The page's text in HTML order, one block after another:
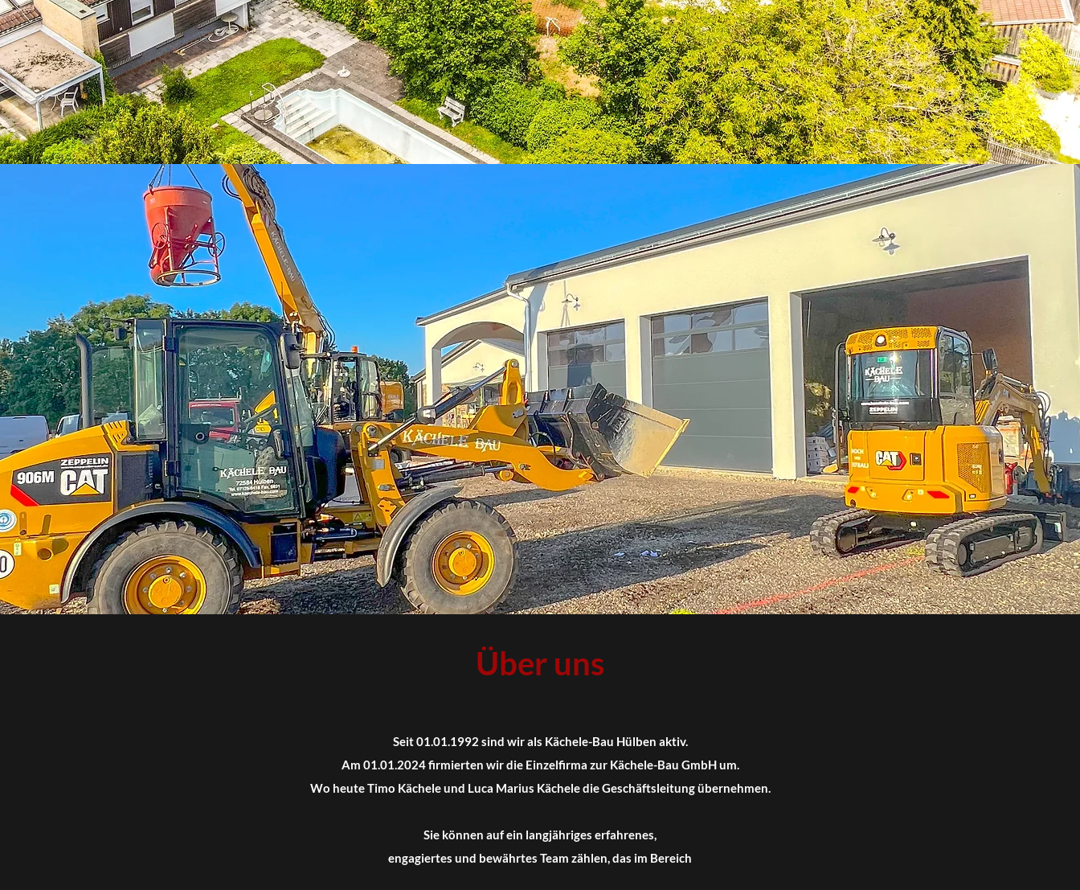
Bauunternehmen
Über uns
Seit 01.01.1992 sind wir als Kächele-Bau Hülben aktiv.
Am 01.01.2024 firmierten wir die Einzelfirma zur Kächele-Bau GmbH um.
Wo heute Timo Kächele und Luca Marius Kächele die Geschäftsleitung übernehmen.
Sie können auf ein langjähriges erfahrenes,
engagiertes und bewährtes Team zählen, das im Bereich